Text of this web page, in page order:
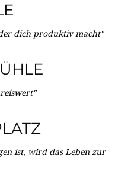
dich produktiv macht"
ist, wird das Leben zur